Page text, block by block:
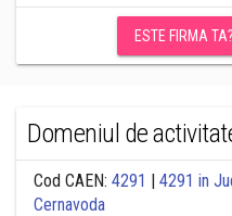
ESTE FIRMA TA?
Domeniul de
Cod CAEN: 4291 | 4291 in
Cernavoda